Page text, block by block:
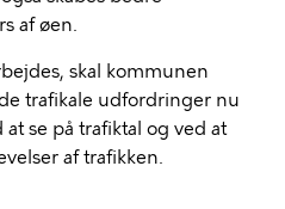
af øen.
skal kommunen
trafikale udfordringer nu
se på trafiktal og ved at
af trafikken.